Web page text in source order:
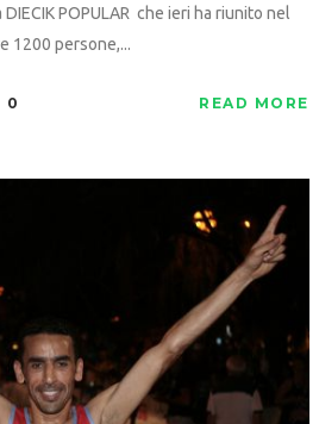
POPULAR che ieri ha riunito nel
1200 persone,...
0 READ MORE